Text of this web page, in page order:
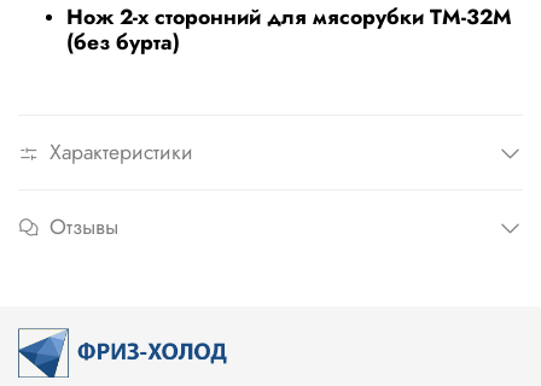
Нож 2-х сторонний для мясорубки ТМ-32М
(без бурта)
Характеристики
Отзывы